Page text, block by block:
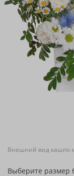
Внешний вид кашпо
Выберите размер